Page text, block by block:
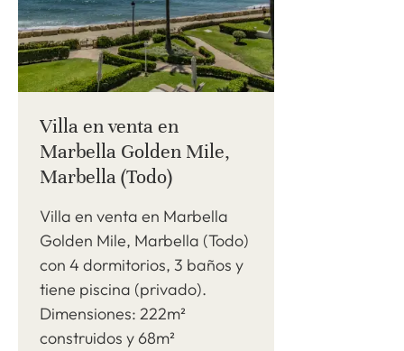
Villa en venta en
Marbella Golden Mile,
Marbella (Todo)
Villa en venta en Marbella
Golden Mile, Marbella (Todo)
con 4 dormitorios, 3 baños y
tiene piscina (privado).
Dimensiones: 222m²
construidos y 68m²